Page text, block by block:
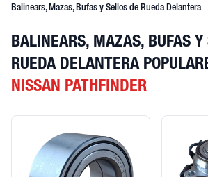
Balinears, Mazas, Bufas y Sellos de Rueda Delantera
BALINEARS, MAZAS, BUFAS Y
RUEDA DELANTERA
NISSAN PATHFINDER